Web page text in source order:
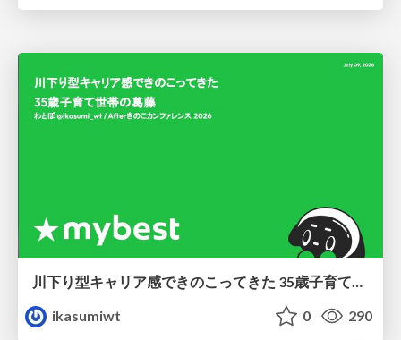
川下り型キャリア感できのこってきた 35歳子育て世帯の葛藤
ikasumiwt
0 290